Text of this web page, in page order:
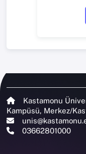
Kastamonu
Kampüsü, Merkez/
03662801000